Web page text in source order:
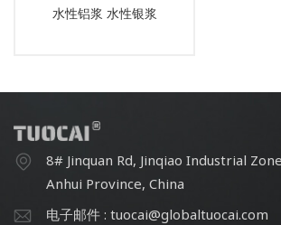
水性铝浆 水性银浆
8# Jinquan Rd, Jinqiao Industrial
Anhui Province, China
电子邮件 : tuocai@globaltuocai.com